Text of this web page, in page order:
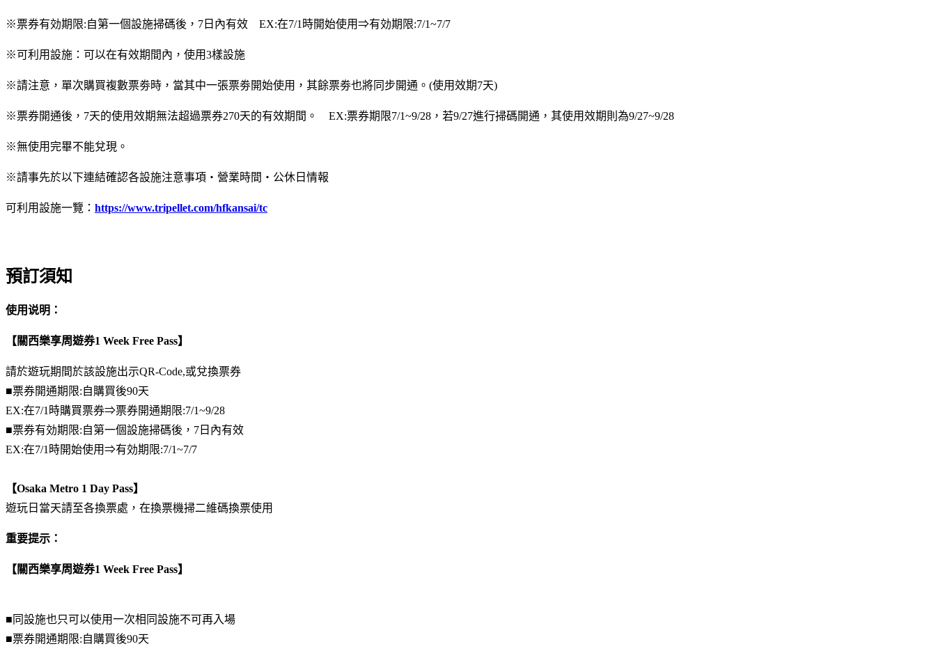
※票券有効期限:自第一個設施掃碼後，7日內有效 EX:在7/1時開始使用⇒有効期限:7/1~7/7
※可利用設施：可以在有效期間內，使用3樣設施
※請注意，單次購買複數票劵時，當其中一張票劵開始使用，其餘票劵也將同步開通。(使用效期7天)
※票券開通後，7天的使用效期無法超過票券270天的有效期間。 EX:票券期限7/1~9/28，若9/27進行掃碼開通，其使用效期則為9/27~9/28
※無使用完畢不能兌現。
※請事先於以下連結確認各設施注意事項・營業時間・公休日情報
可利用設施一覽： https://www.tripellet.com/hfkansai/tc
預訂須知
使用说明：
【關西樂享周遊券1 Week Free Pass】
請於遊玩期間於該設施出示QR-Code,或兌換票券
■票券開通期限:自購買後90天
EX:在7/1時購買票券⇒票券開通期限:7/1~9/28
■票券有効期限:自第一個設施掃碼後，7日內有效
EX:在7/1時開始使用⇒有効期限:7/1~7/7
【Osaka Metro 1 Day Pass】
遊玩日當天請至各換票處，在換票機掃二維碼換票使用
重要提示：
【關西樂享周遊券1 Week Free Pass】
■同設施也只可以使用一次相同設施不可再入場
■票券開通期限:自購買後90天